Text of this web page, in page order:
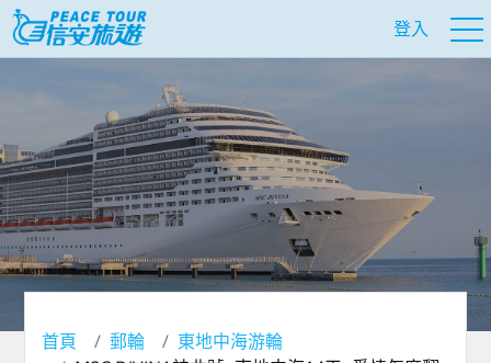
登入
首頁 郵輪
東地中海游輪